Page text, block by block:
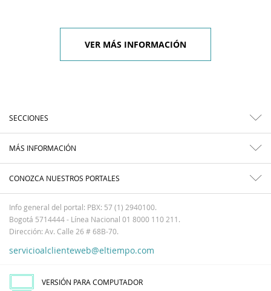
VER MÁS INFORMACIÓN
SECCIONES
MÁS INFORMACIÓN
CONOZCA NUESTROS PORTALES
Info general del portal: PBX: 57 (1) 2940100.
Bogotá 5714444 - Línea Nacional 01 8000 110 211.
Dirección: Av. Calle 26 # 68B-70.
servicioalclienteweb@eltiempo.com
VERSIÓN PARA COMPUTADOR